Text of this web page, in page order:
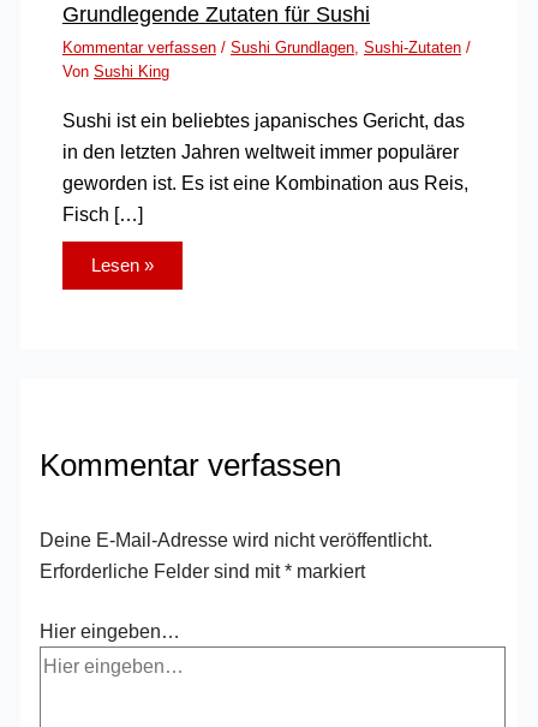
Grundlegende Zutaten für Sushi
Kommentar verfassen / Sushi Grundlagen, Sushi-Zutaten/
Von Sushi King
Sushi ist ein beliebtes japanisches Gericht, das
in den letzten Jahren weltweit immer populärer
geworden ist. Es ist eine Kombination aus Reis,
Fisch […]
Lesen »
Kommentar verfassen
Deine E-Mail-Adresse wird nicht veröffentlicht.
Erforderliche Felder sind mit* markiert
Hier eingeben…